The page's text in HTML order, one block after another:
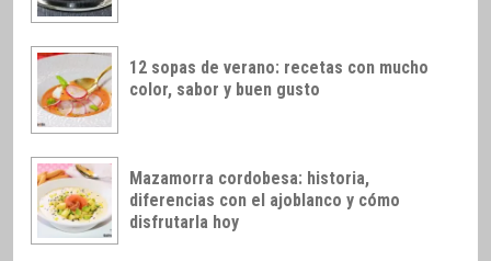
12 sopas de verano: recetas con mucho
color, sabor y buen gusto
Mazamorra cordobesa: historia,
diferencias con el ajoblanco y cómo
disfrutarla hoy